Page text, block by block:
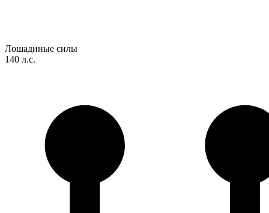
Лошадиные силы
140 л.с.